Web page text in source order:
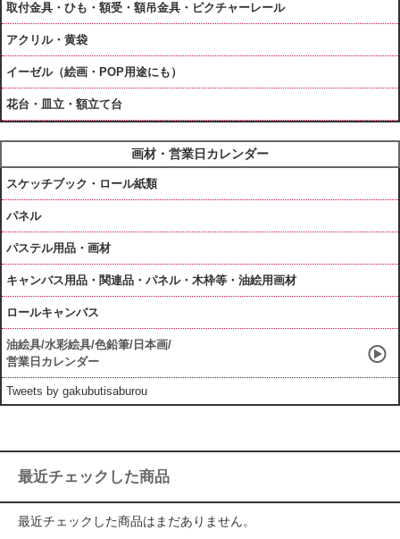
取付金具・ひも・額受・額吊金具・ピクチャーレール
アクリル・黄袋
イーゼル（絵画・POP用途にも）
花台・皿立・額立て台
画材・営業日カレンダー
スケッチブック・ロール紙類
パネル
パステル用品・画材
キャンバス用品・関連品・パネル・木枠等・油絵用画材
ロールキャンバス
油絵具/水彩絵具/色鉛筆/日本画/
営業日カレンダー
Tweets by gakubutisaburou
最近チェックした商品
最近チェックした商品はまだありません。